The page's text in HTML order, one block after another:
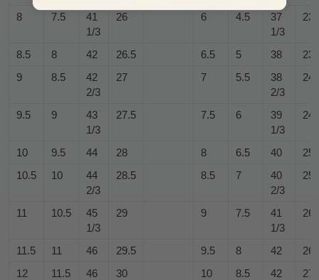
8 7.5
41
1/3
26 6 4.5
37
1/3
23
8.5 8 42 26.5 6.5 5 38
9
8.5
42
2/3
27 7 5.5
38
2/3
24
9.5 9
43
1/3
27.5 7.5 6
39
1/3
10 9.5 44 28 8 6.5 40
25
10.5
10
44
2/3
28.5 8.5 7
40
2/3
11 10.5
45
1/3
29 9 7.5
41
1/3
26
11.5 11 46 29.5 9.5 8 42
12
11.5
46
30 10 8.5
42
27